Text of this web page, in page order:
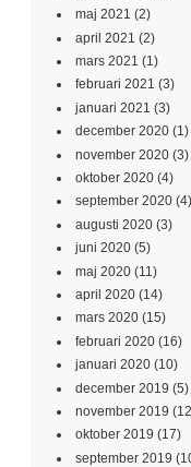
maj 2021 (2)
april 2021 (2)
mars 2021 (1)
februari 2021 (3)
januari 2021 (3)
december 2020 (1)
november 2020 (3)
oktober 2020 (4)
september 2020 (4)
augusti 2020 (3)
juni 2020 (5)
maj 2020 (11)
april 2020 (14)
mars 2020 (15)
februari 2020 (16)
januari 2020 (10)
december 2019 (5)
november 2019
oktober 2019 (17)
september 2019